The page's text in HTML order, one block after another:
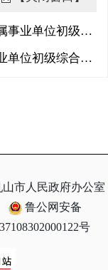
上一篇：关于公布2025年度乳山市市属事业单位初级综合类岗位公开招聘工作人员考试总成绩及进入考察范围人员...
下一篇：关于2025年度乳山市市属事业单位初级综合类岗位公开招聘结构化面试有关问题的通知
市人民政府办公室
鲁公网安备
37108302000122号